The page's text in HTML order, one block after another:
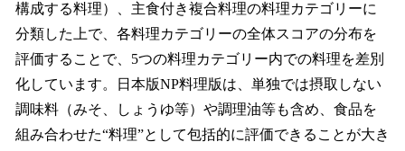
構成する料理）、主食付き複合料理の料理カテゴリーに
分類した上で、各料理カテゴリーの全体スコアの分布を
評価することで、5つの料理カテゴリー内での料理を差別
化しています。日本版NP料理版は、単独では摂取しない
調味料（みそ、しょうゆ等）や調理油等も含め、食品を
組み合わせた“料理”として包括的に評価できることが大き